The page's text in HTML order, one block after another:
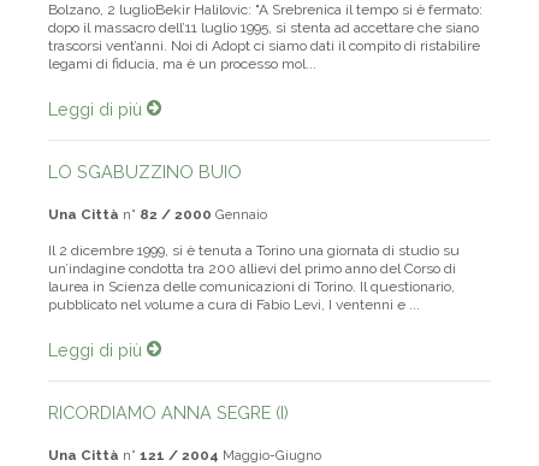
Bolzano, 2 luglioBekir Halilovic: "A Srebrenica il tempo si è fermato:
dopo il massacro dell’11 luglio 1995, si stenta ad accettare che siano
trascorsi vent’anni. Noi di Adopt ci siamo dati il compito di ristabilire
legami di fiducia, ma è un processo mol...
Leggi di più
LO SGABUZZINO BUIO
Una Città n° 82 / 2000 Gennaio
Il 2 dicembre 1999, si è tenuta a Torino una giornata di studio su
un’indagine condotta tra 200 allievi del primo anno del Corso di
laurea in Scienza delle comunicazioni di Torino. Il questionario,
pubblicato nel volume a cura di Fabio Levi, I ventenni e ...
Leggi di più
RICORDIAMO ANNA SEGRE (I)
Una Città n° 121 / 2004 Maggio-Giugno